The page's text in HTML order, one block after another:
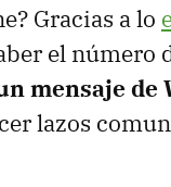
Gracias a lo
el número
mensaje de
lazos